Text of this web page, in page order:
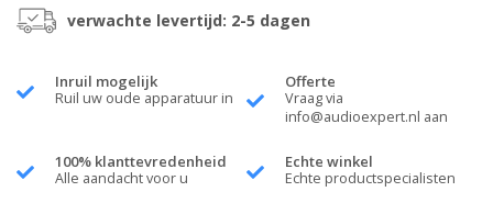
verwachte levertijd: 2-5 dagen
Inruil mogelijk
Ruil uw oude apparatuur in
Offerte
Vraag via
info@audioexpert.nl aan
100% klanttevredenheid
Alle aandacht voor u
Echte winkel
Echte productspecialisten